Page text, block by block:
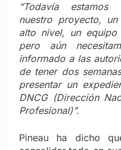
“Todavía
nuestro proyecto,
alto nivel, un equipo
pero aún
informado a las
de tener dos
presentar un
DNCG (Dirección
Profesional)”.
Pineau ha dicho